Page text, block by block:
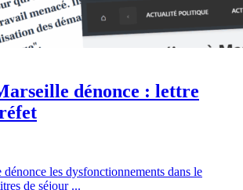
dénonce : lettre
les dysfonctionnements dans le
de séjour ...